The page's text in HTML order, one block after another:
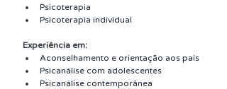
Psicoterapia
Psicoterapia individual
Experiência em:
Aconselhamento e orientação aos pais
Psicanálise com adolescentes
Psicanálise contemporânea